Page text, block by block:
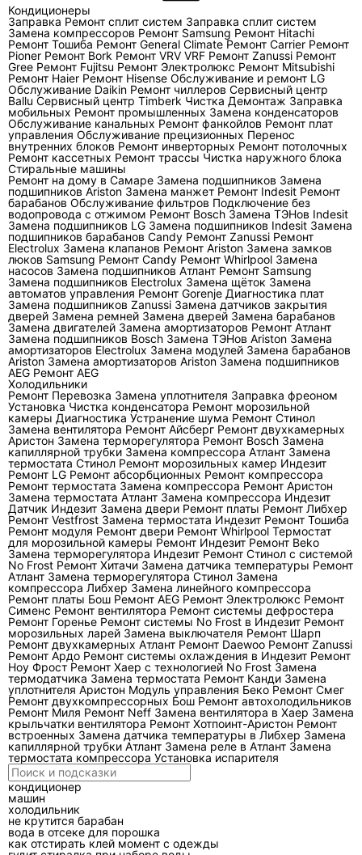
Почему кондиционер LG
перестал охлаждать?
Слабое охлаждение не указывает на одну
конкретную поломку. Его вызывают
загрязнённые фильтры и теплообменники,
недостаточный расход воздуха, утечка
хладагента, обмерзание испарителя,
неисправность вентилятора, датчика
температуры, четырёхходового клапана,
инверторного модуля или компрессора.
Первичная проверка начинается с режима
работы, заданной температуры и состояния
фильтров. Затем оценивают разницу
температур воздуха на входе и выходе
внутреннего блока, равномерность обдува,
состояние испарителя и наружного
теплообменника. Если воздушная часть
исправна, переходят к холодильному контуру
и электрике. Такой порядок отделяет обычное
загрязнение кондиционера
от утечки или
аппаратной неисправности.
Какие симптомы можно
проверить до приезда мастера?
Пользователь может безопасно
зафиксировать режим, температуру в
помещении, код на дисплее, наличие шума,
запаха, воды и льда. Разбирать корпус,
касаться силовых клемм, открывать
сервисные вентили и стравливать хладагент
нельзя.
Полезно записать модель с заводской
таблички, время появления проблемы и
последовательность событий. Например:
внутренний блок запускается, жалюзи
открываются, вентилятор работает, наружный
блок не включается; либо охлаждение
появляется на несколько минут, после чего
испаритель покрывается льдом. Код ошибки
также нужно записывать полностью:
одинаковые символы у разных серий могут
иметь разную трактовку, поэтому
расшифровку сверяют с документацией
Кондиционеры
Заправка Ремонт сплит систем Заправка сплит систем
Замена компрессоров Ремонт Samsung Ремонт Hitachi
Ремонт Тошиба Ремонт General Climate Ремонт Carrier Ремонт
Pioner Ремонт Bork Ремонт VRV VRF Ремонт Zanussi Ремонт
Gree Ремонт Fujitsu Ремонт Электролюкс Ремонт Mitsubishi
Ремонт Haier Ремонт Hisense Обслуживание и ремонт LG
Обслуживание Daikin Ремонт чиллеров Сервисный центр
Ballu Сервисный центр Timberk Чистка Демонтаж Заправка
мобильных Ремонт промышленных Замена конденсаторов
Обслуживание канальных Ремонт фанкойлов Ремонт плат
управления Обслуживание прецизионных Перенос
внутренних блоков Ремонт инверторных Ремонт потолочных
Ремонт кассетных Ремонт трассы Чистка наружного блока
Стиральные машины
Ремонт на дому в Самаре Замена подшипников Замена
подшипников Ariston Замена манжет Ремонт Indesit Ремонт
барабанов Обслуживание фильтров Подключение без
водопровода с отжимом Ремонт Bosch Замена ТЭНов Indesit
Замена подшипников LG Замена подшипников Indesit Замена
подшипников барабанов Candy Ремонт Zanussi Ремонт
Electrolux Замена клапанов Ремонт Ariston Замена замков
люков Samsung Ремонт Candy Ремонт Whirlpool Замена
насосов Замена подшипников Атлант Ремонт Samsung
Замена подшипников Electrolux Замена щёток Замена
автоматов управления Ремонт Gorenje Диагностика плат
Замена подшипников Zanussi Замена датчиков закрытия
дверей Замена ремней Замена дверей Замена барабанов
Замена двигателей Замена амортизаторов Ремонт Атлант
Замена подшипников Bosch Замена ТЭНов Ariston Замена
амортизаторов Electrolux Замена модулей Замена барабанов
Ariston Замена амортизаторов Ariston Замена подшипников
AEG Ремонт AEG
Холодильники
Ремонт Перевозка Замена уплотнителя Заправка фреоном
Установка Чистка конденсатора Ремонт морозильной
камеры Диагностика Устранение шума Ремонт Стинол
Замена вентилятора Ремонт Айсберг Ремонт двухкамерных
Аристон Замена терморегулятора Ремонт Bosch Замена
капиллярной трубки Замена компрессора Атлант Замена
термостата Стинол Ремонт морозильных камер Индезит
Ремонт LG Ремонт абсорбционных Ремонт компрессора
Ремонт термостата Замена компрессора Ремонт Аристон
Замена термостата Атлант Замена компрессора Индезит
Датчик Индезит Замена двери Ремонт платы Ремонт Либхер
Ремонт Vestfrost Замена термостата Индезит Ремонт Тошиба
Ремонт модуля Ремонт двери Ремонт Whirlpool Термостат
для морозильной камеры Ремонт Индезит Ремонт Beko
Замена терморегулятора Индезит Ремонт Стинол с системой
No Frost Ремонт Хитачи Замена датчика температуры Ремонт
Атлант Замена терморегулятора Стинол Замена
компрессора Либхер Замена линейного компрессора
Ремонт платы Бош Ремонт AEG Ремонт Электролюкс Ремонт
Сименс Ремонт вентилятора Ремонт системы дефростера
Ремонт Горенье Ремонт системы No Frost в Индезит Ремонт
морозильных ларей Замена выключателя Ремонт Шарп
Ремонт двухкамерных Атлант Ремонт Daewoo Ремонт Zanussi
Ремонт Ардо Ремонт системы охлаждения в Индезит Ремонт
Ноу Фрост Ремонт Хаер с технологией No Frost Замена
термодатчика Замена термостата Ремонт Канди Замена
уплотнителя Аристон Модуль управления Беко Ремонт Смег
Ремонт двухкомпрессорных Бош Ремонт автохолодильников
Ремонт Миля Ремонт Neff Замена вентилятора в Хаер Замена
крыльчатки вентилятора Ремонт Хотпоинт-Аристон Ремонт
встроенных Замена датчика температуры в Либхер Замена
капиллярной трубки Атлант Замена реле в Атлант Замена
термостата компрессора Установка испарителя
кондиционер
машин
холодильник
не крутится барабан
вода в отсеке для порошка
как отстирать клей момент с одежды